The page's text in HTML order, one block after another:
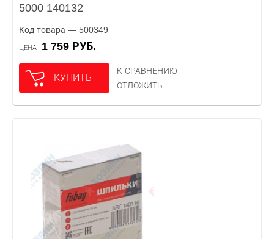
5000 140132
Код товара — 500349
ЦЕНА 1 759 РУБ.
КУПИТЬ
К СРАВНЕНИЮ
ОТЛОЖИТЬ